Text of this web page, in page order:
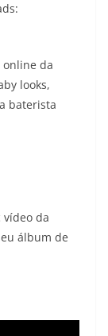
online da
looks,
baterista
vídeo da
álbum de